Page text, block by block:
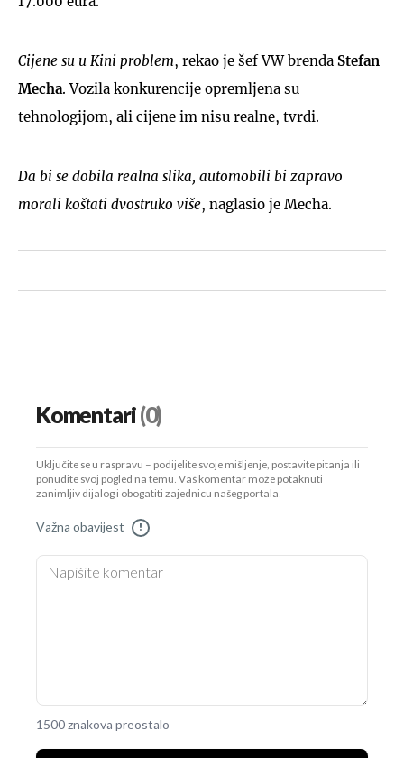
Cijene su u Kini problem, rekao je šef VW brenda Stefan
Mecha. Vozila konkurencije opremljena su
tehnologijom, ali cijene im nisu realne, tvrdi.
Da bi se dobila realna slika, automobili bi zapravo
morali koštati dvostruko više, naglasio je Mecha.
Komentari(0)
Uključite se u raspravu – podijelite svoje mišljenje, postavite pitanja ili
ponudite svoj pogled na temu. Vaš komentar može potaknuti
zanimljiv dijalog i obogatiti zajednicu našeg portala.
Važna obavijest !
1500 znakova preostalo